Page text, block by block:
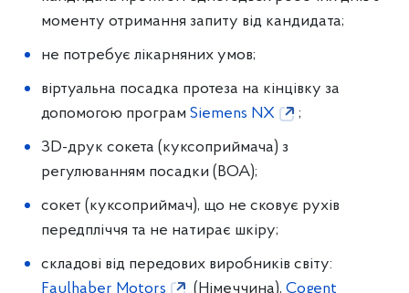
моменту отримання запиту від кандидата;
не потребує лікарняних умов;
віртуальна посадка протеза на кінцівку за
допомогою програм Siemens NX
;
ЗD-друк сокета (куксоприймача) з
регулюванням посадки (BOA);
сокет (куксоприймач), що не сковує рухів
передпліччя та не натирає шкіру;
складові від передових виробників світу:
Faulhaber Motors
(Німеччина), Сogent